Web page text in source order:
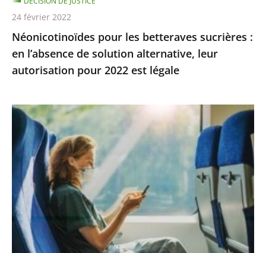
alternative,
leur
autorisation
pour
2022
légale
Néonicotinoïdes pour les betteraves sucrières :
en l’absence de solution alternative, leur
autorisation pour 2022 est légale
24 février 2022
La
demande
de
dérogation
pour
tous
les
rendez-
vous